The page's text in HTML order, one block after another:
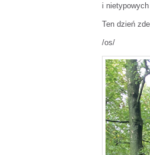
i
Ten dzień
/os/